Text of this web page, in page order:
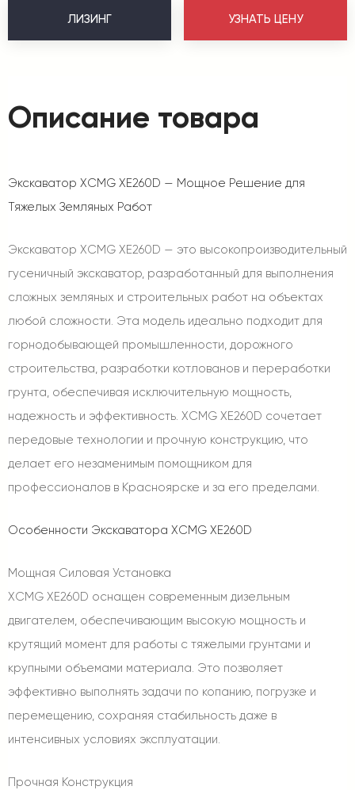
ЛИЗИНГ УЗНАТЬ ЦЕНУ
Описание товара
Экскаватор XCMG XE260D — Мощное Решение для
Тяжелых Земляных Работ
Экскаватор XCMG XE260D — это высокопроизводительный
гусеничный экскаватор, разработанный для выполнения
сложных земляных и строительных работ на объектах
любой сложности. Эта модель идеально подходит для
горнодобывающей промышленности, дорожного
строительства, разработки котлованов и переработки
грунта, обеспечивая исключительную мощность,
надежность и эффективность. XCMG XE260D сочетает
передовые технологии и прочную конструкцию, что
делает его незаменимым помощником для
профессионалов в Красноярске и за его пределами.
Особенности Экскаватора XCMG XE260D
Мощная Силовая Установка
XCMG XE260D оснащен современным дизельным
двигателем, обеспечивающим высокую мощность и
крутящий момент для работы с тяжелыми грунтами и
крупными объемами материала. Это позволяет
эффективно выполнять задачи по копанию, погрузке и
перемещению, сохраняя стабильность даже в
интенсивных условиях эксплуатации.
Прочная Конструкция